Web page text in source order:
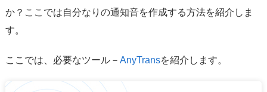
か？ここでは自分なりの通知音を作成する方法を紹介しま
す。
ここでは、必要なツール－ AnyTransを紹介します。